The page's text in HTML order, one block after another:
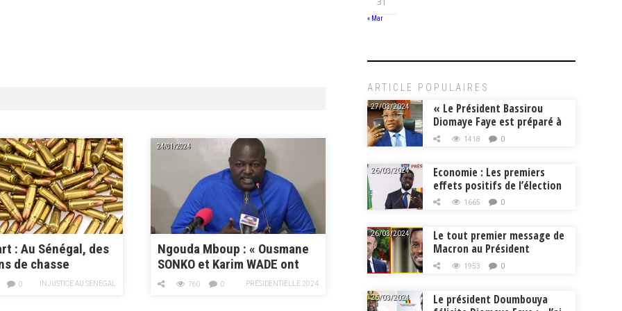
: Au Sénégal, des
de chasse
utilisées contre
INJUSTICE AU SÉNÉGAL
0
24/01/2024
Ngouda Mboup : « Ousmane
SONKO et Karim WADE ont
été injustement écartés de
PRÉSIDENTIELLE 2024
760 0
« Mar
ARTICLE POPULAIRES
27/03/2024
« Le Président Bassirou
Diomaye Faye est préparé à
la tâche », Mouhamadou
Makhtar Cissé, Min.
1418 0
26/03/2024
Economie : Les premiers
effets positifs de l’élection
de Bassirou Diomaye Faye
1665 0
26/03/2024
Le tout premier message de
Macron au Président
Diomaye Faye
1953 0
26/03/2024
Le président Doumbouya